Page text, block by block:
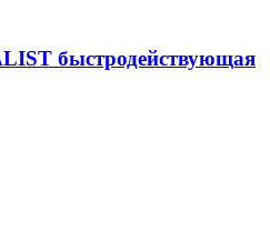
быстродействующая